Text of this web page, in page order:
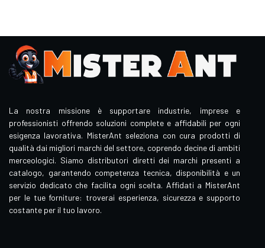
La nostra missione è supportare industrie, imprese e
professionisti offrendo soluzioni complete e affidabili per ogni
esigenza lavorativa. MisterAnt seleziona con cura prodotti di
qualità dai migliori marchi del settore, coprendo decine di ambiti
merceologici. Siamo distributori diretti dei marchi presenti a
catalogo, garantendo competenza tecnica, disponibilità e un
servizio dedicato che facilita ogni scelta. Affidati a MisterAnt
per le tue forniture: troverai esperienza, sicurezza e supporto
costante per il tuo lavoro.